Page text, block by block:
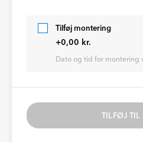
Tilføj montering
+0,00 kr.
Dato og tid for
TILFØJ TIL